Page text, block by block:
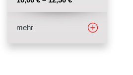
mehr
Stempelfarben